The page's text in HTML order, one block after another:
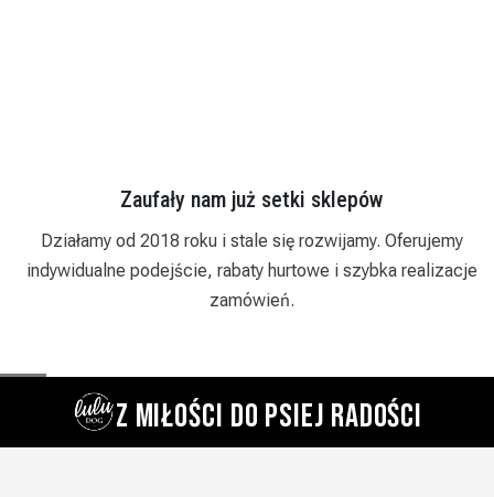
Zaufały nam już setki sklepów
Działamy od 2018 roku i stale się rozwijamy. Oferujemy
indywidualne podejście, rabaty hurtowe i szybka realizacje
zamówień.
Z MIŁOŚCI DO PSIEJ RADOŚCI